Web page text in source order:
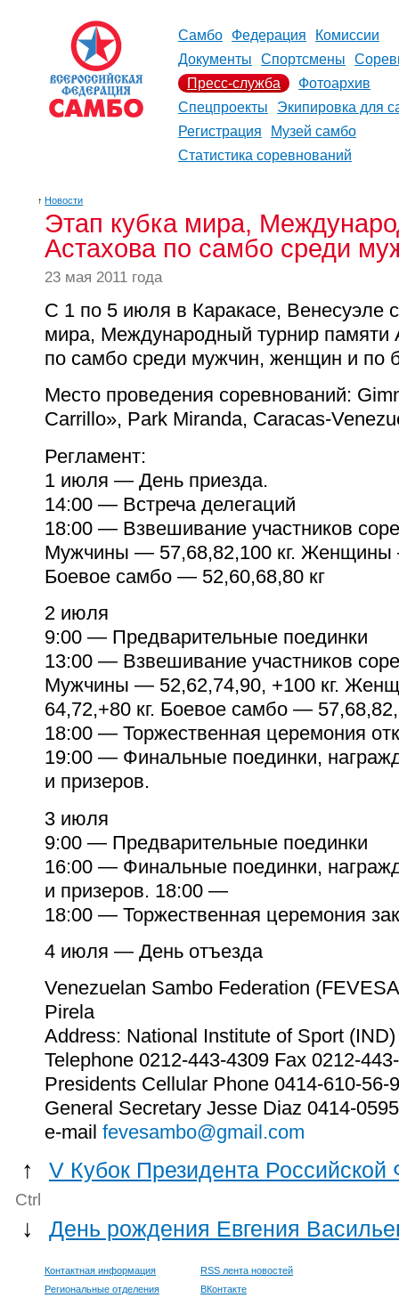
Самбо Федерация
Комиссии
Документы
Спортсмены
Пресс-служба
Фотоархив
Спецпроекты
Экипировка для
Регистрация
Музей самбо
Статистика соревнований
↑ Новости
Этап кубка мира,
Астахова по самбо среди
23 мая 2011 года
С 1 по 5 июля в Каракасе, Венесуэле
мира, Международный турнир памяти
по самбо среди мужчин, женщин и по
Место проведения соревнований:
Carrillo», Park Miranda, Caracas-
Регламент:
1 июля — День приезда.
14:00 — Встреча делегаций
18:00 — Взвешивание участников
Мужчины — 57,68,82,100 кг. Женщины
Боевое самбо — 52,60,68,80 кг
2 июля
9:00 — Предварительные поединки
13:00 — Взвешивание участников
Мужчины — 52,62,74,90, +100 кг.
64,72,+80 кг. Боевое самбо —
18:00 — Торжественная церемония
19:00 — Финальные поединки,
и призеров.
3 июля
9:00 — Предварительные поединки
16:00 — Финальные поединки,
и призеров. 18:00 —
18:00 — Торжественная церемония
4 июля — День отъезда
Venezuelan Sambo Federation
Pirela
Address: National Institute of Sport
Telephone 0212-443-4309 Fax 0212-
Presidents Cellular Phone 0414-610-56-
General Secretary Jesse Diaz 0414-
e-mail fevesambo@gmail.com
↑ V Кубок Президента
Ctrl
↓ День рождения Евгения
Контактная информация
Региональные отделения
RSS лента новостей
ВКонтакте